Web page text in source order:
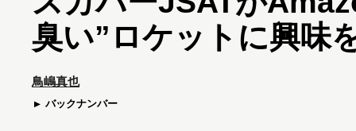
臭い”ロケットに興味
鳥嶋真也
バックナンバー